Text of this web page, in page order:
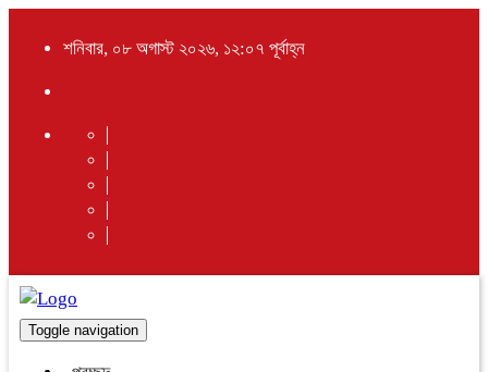
শনিবার, ০৮ অগাস্ট ২০২৬, ১২:০৭ পূর্বাহ্ন
Toggle navigation